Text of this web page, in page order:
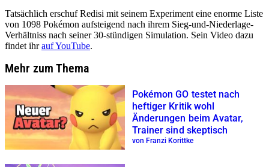
Tatsächlich erschuf Redisi mit seinem Experiment eine enorme Liste
von 1098 Pokémon aufsteigend nach ihrem Sieg-und-Niederlage-
Verhältniss nach seiner 30-stündigen Simulation. Sein Video dazu
findet ihrauf YouTube.
Mehr zum Thema
Pokémon GO testet nach
heftiger Kritik wohl
Änderungen beim Avatar,
Trainer sind skeptisch
von Franzi Korittke